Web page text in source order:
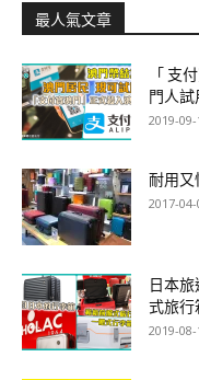
最人氣文章
「 支
門人試
2019-
耐用又
2017-04-
日本
式旅行
2019-08-